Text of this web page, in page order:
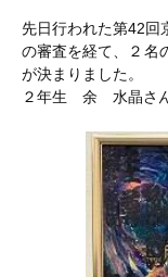
先日行われた第42
の審査を経て、２名
が決まりました。
２年生 余 水晶さ